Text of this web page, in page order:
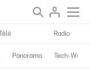
Télé Radio
Panorama Tech-World